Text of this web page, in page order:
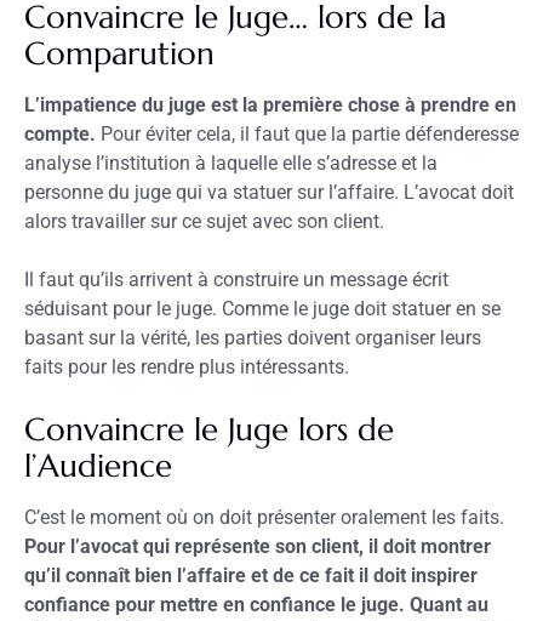
Convaincre le Juge… lors de la
Comparution
L’impatience du juge est la première chose à prendre en
compte. Pour éviter cela, il faut que la partie défenderesse
analyse l’institution à laquelle elle s’adresse et la
personne du juge qui va statuer sur l’affaire. L’avocat doit
alors travailler sur ce sujet avec son client.
Il faut qu’ils arrivent à construire un message écrit
séduisant pour le juge. Comme le juge doit statuer en se
basant sur la vérité, les parties doivent organiser leurs
faits pour les rendre plus intéressants.
Convaincre le Juge lors de
l’Audience
C’est le moment où on doit présenter oralement les faits.
Pour l’avocat qui représente son client, il doit montrer
qu’il connaît bien l’affaire et de ce fait il doit inspirer
confiance pour mettre en confiance le juge. Quant au